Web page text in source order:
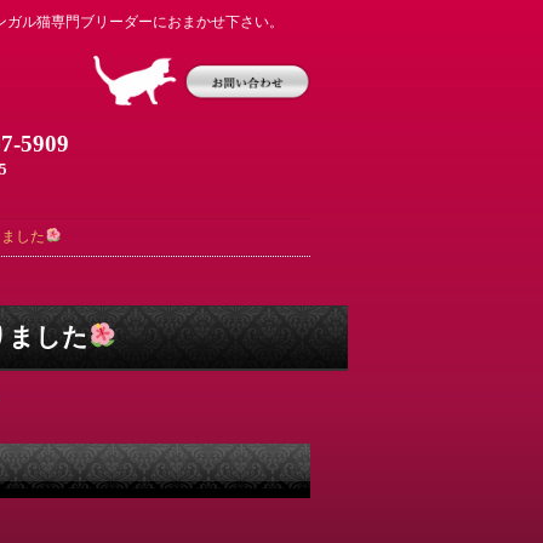
ル猫専門ブリーダーにおまかせ下さい。
5909
した
ました